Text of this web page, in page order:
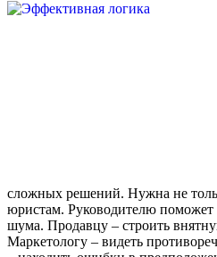
сложных решений. Нужна не
юристам. Руководителю поможет
шума. Продавцу – строить
Маркетологу – видеть